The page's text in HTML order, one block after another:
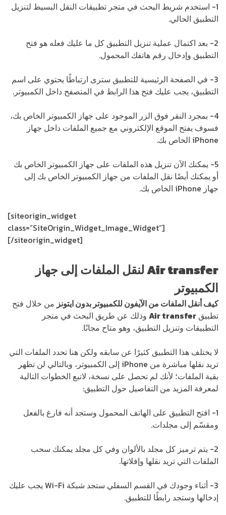
1- استخدم شريط البحث في متجر تطبيقات النقل البسيط لتنزيل
التطبيق الحالي.
2- بعد اكتمال عملية تنزيل التطبيق كل ما عليك فعله هو فتح
التطبيق وإدخال رقم هاتفك المحمول.
3- في الصفحة الرئيسية للتطبيق سترى ارتباطًا يحتوي على اسم
التطبيق، يجب عليك فتح هذا الرابط في المتصفح داخل الكمبيوتر.
4- بمجرد النقر فوق الزر الموجود على جهاز الكمبيوتر الخاص بك،
فسوف يفتح الموقع الإلكتروني مع جميع الملفات داخل جهاز
iPhone الخاص بك.
5- يمكنك الآن تنزيل هذه الملفات على جهاز الكمبيوتر الخاص بك
أو يمكنك أيضًا نقل الملفات من جهاز الكمبيوتر الخاص بك إلى
جهاز iPhone الخاص بك.
[siteorigin_widget
class=”SiteOrigin_Widget_Image_Widget”]
[/siteorigin_widget]
Air transferلنقل الملفات إلى جهاز
الكمبيوتر
كيف أنقل الملفات من الآيفون للكمبيوتر بدون ايتونز من خلال فتح
تطبيق Air transfer وذلك عن طريق البحث في متجر
التطبيقات وتنزيل التطبيق، وهو متاح مجانًا.
لا يختلف هذا التطبيق كثيرًا عن سابقه ولكن هنا تحدد الملفات التي
تريد نقلها مباشرة من iPhone إلى الكمبيوتر، وبالتالي لن تظهر
بقية الملفات؛ لأنك لم تحصل على نسخة، لاتبع الخطوات التالية
لمعرفة المزيد من التفاصيل حول التطبيق:
1- افتح التطبيق على الهاتف المحمول وستجد أنه فارغ بالفعل
ومقسّم إلى مجلدات.
2- يتم ترميز كل مجلد بالألوان وفي كل مجلد يمكنك سحب
الملفات التي تريد نقلها وإفلاتها.
3- أثناء وجودك في القسم السفلي ستجد شبكة Wi-Fi يجب عليك
إدخالها وستجد رابطًا للتطبيق.